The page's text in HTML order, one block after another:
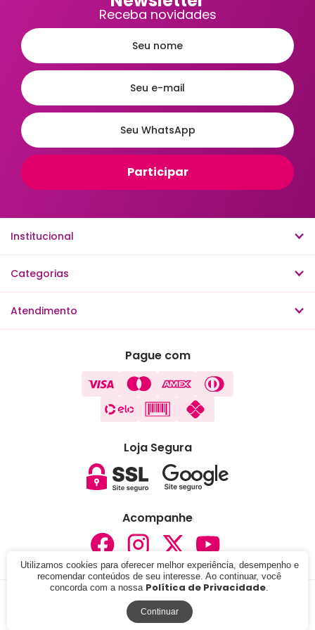
Receba novidades
Institucional
Categorias
Atendimento
Pague com
Loja Segura
Acompanhe
os direitos reservados.
Utilizamos cookies para oferecer melhor experiência, desempenho e
recomendar conteúdos de seu interesse. Ao continuar, você
concorda com a nossa Política de Privacidade.
Continuar